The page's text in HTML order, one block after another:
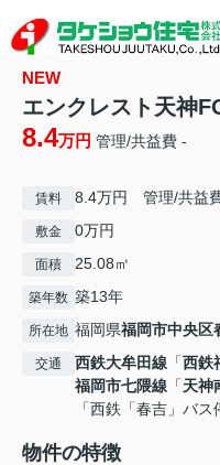
NEW
エンクレスト天神
8.4万円 管理/共益費 -
賃料 8.4万円 管理/共益
敷金 0万円
面積 25.08㎡
築年数 築13年
所在地 福岡県福岡市中央区
交通 西鉄大牟田線 「西鉄
福岡市七隈線 「天神
「西鉄「春吉」バ
物件の特徴